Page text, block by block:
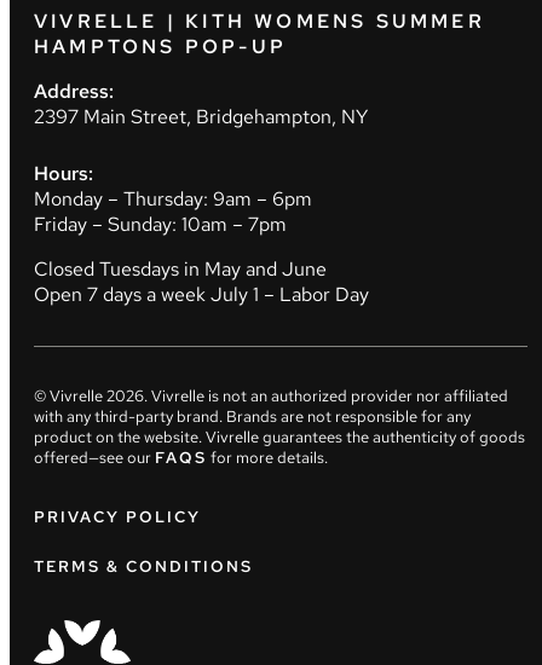
VIVRELLE | KITH WOMENS SUMMER
HAMPTONS POP-UP
Address:
2397 Main Street, Bridgehampton, NY
Hours:
Monday – Thursday: 9am – 6pm
Friday – Sunday: 10am – 7pm
Closed Tuesdays in May and June
Open 7 days a week July 1 – Labor Day
© Vivrelle2026. Vivrelle is not an authorized provider nor affiliated
with any third-party brand. Brands are not responsible for any
product on the website. Vivrelle guarantees the authenticity of goods
offered—see our FAQS for more details.
PRIVACY POLICY
TERMS & CONDITIONS